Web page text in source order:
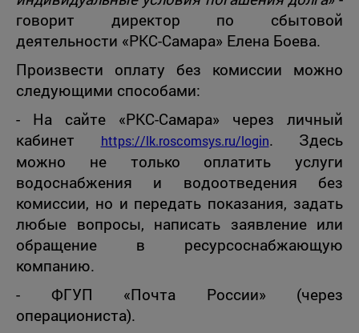
говорит директор по сбытовой
деятельности «РКС-Самара» Елена Боева.
Произвести оплату без комиссии можно
следующими способами:
- На сайте «РКС-Самара» через личный
кабинет
https://lk.roscomsys.ru/login. Здесь
можно не только оплатить услуги
водоснабжения и водоотведения без
комиссии, но и передать показания, задать
любые вопросы, написать заявление или
обращение в ресурсоснабжающую
компанию.
- ФГУП «Почта России» (через
операциониста).